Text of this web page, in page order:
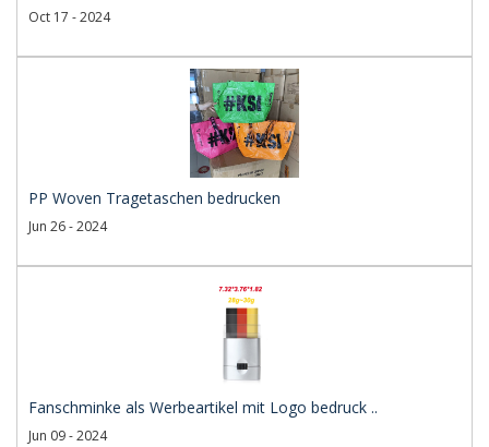
Oct 17 - 2024
PP Woven Tragetaschen bedrucken
Jun 26 - 2024
Fanschminke als Werbeartikel mit Logo bedruck ..
Jun 09 - 2024